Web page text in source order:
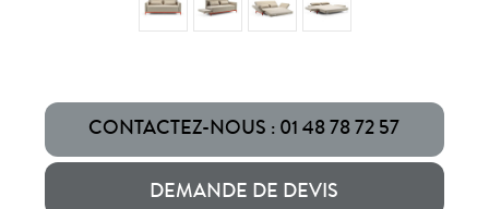
CONTACTEZ-NOUS : 01 48 78 72 57
DEMANDE DE DEVIS